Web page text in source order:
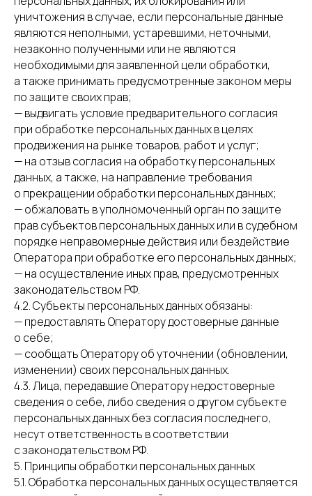
уничтожения в случае, если персональные данные
являются неполными, устаревшими, неточными,
незаконно полученными или не являются
необходимыми для заявленной цели обработки,
а также принимать предусмотренные законом меры
по защите своих прав;
— выдвигать условие предварительного согласия
при обработке персональных данных в целях
продвижения на рынке товаров, работ и услуг;
— на отзыв согласия на обработку персональных
данных, а также, на направление требования
о прекращении обработки персональных данных;
— обжаловать в уполномоченный орган по защите
прав субъектов персональных данных или в судебном
порядке неправомерные действия или бездействие
Оператора при обработке его персональных данных;
— на осуществление иных прав, предусмотренных
законодательством РФ.
4.2. Субъекты персональных данных обязаны:
— предоставлять Оператору достоверные данные
о себе;
— сообщать Оператору об уточнении (обновлении,
изменении) своих персональных данных.
4.3. Лица, передавшие Оператору недостоверные
сведения о себе, либо сведения о другом субъекте
персональных данных без согласия последнего,
несут ответственность в соответствии
с законодательством РФ.
5. Принципы обработки персональных данных
5.1. Обработка персональных данных осуществляется